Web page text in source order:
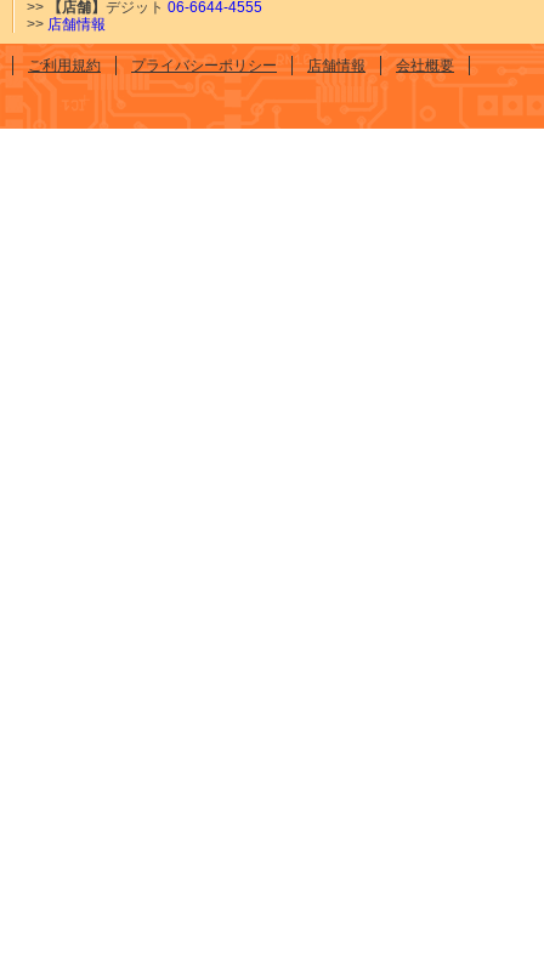
>>
【店舗】 デジット 06-6644-4555
>> 店舗情報
ご利用規約 プライバシーポリシー 店舗情報 会社概要